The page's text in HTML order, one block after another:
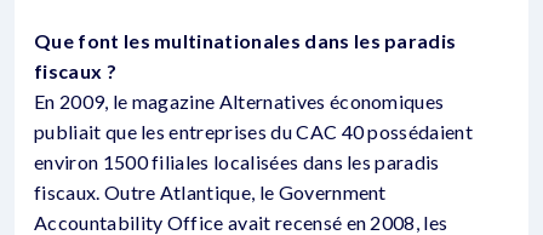
Que font les multinationales dans les paradis
fiscaux ?
En 2009, le magazine Alternatives économiques
publiait que les entreprises du CAC 40 possédaient
environ 1500 filiales localisées dans les paradis
fiscaux. Outre Atlantique, le Government
Accountability Office avait recensé en 2008, les